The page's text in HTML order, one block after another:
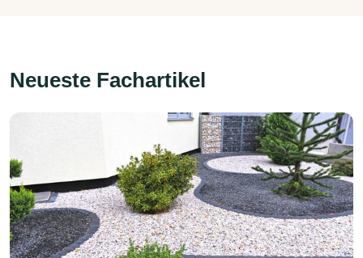
Neueste Fachartikel